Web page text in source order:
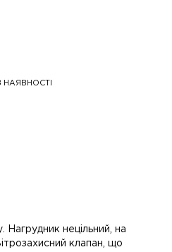
НАЯВНОСТІ
Нагрудник нецільний, на
клапан, що